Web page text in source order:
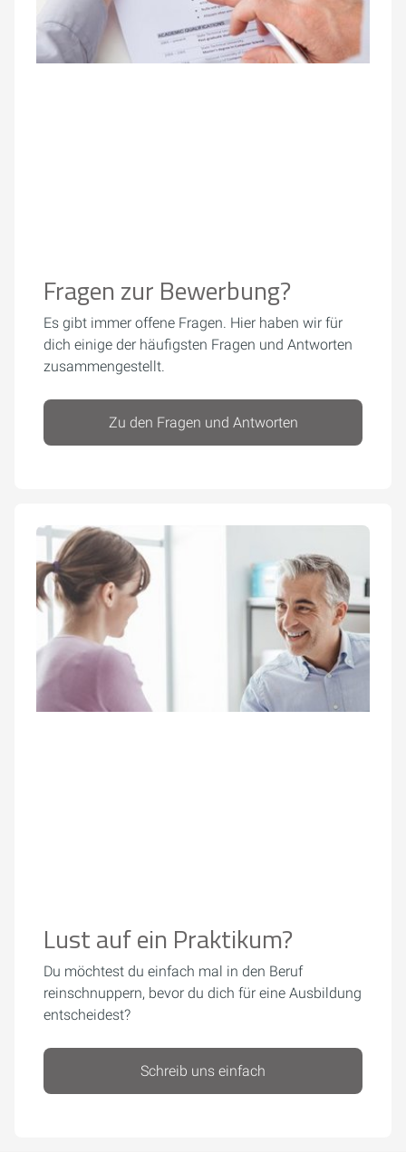
Fragen zur Bewerbung?
Es gibt immer offene Fragen. Hier haben wir für
dich einige der häufigsten Fragen und Antworten
zusammengestellt.
Zu den Fragen und Antworten
Lust auf ein Praktikum?
Du möchtest du einfach mal in den Beruf
reinschnuppern, bevor du dich für eine Ausbildung
entscheidest?
Schreib uns einfach